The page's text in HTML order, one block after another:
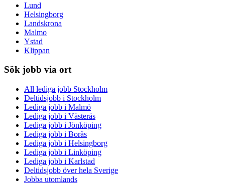
Lund
Helsingborg
Landskrona
Malmo
Ystad
Klippan
Sök jobb via ort
All lediga jobb Stockholm
Deltidsjobb i Stockholm
Lediga jobb i Malmö
Lediga jobb i Västerås
Lediga jobb i Jönköping
Lediga jobb i Borås
Lediga jobb i Helsingborg
Lediga jobb i Linköping
Lediga jobb i Karlstad
Deltidsjobb över hela Sverige
Jobba utomlands